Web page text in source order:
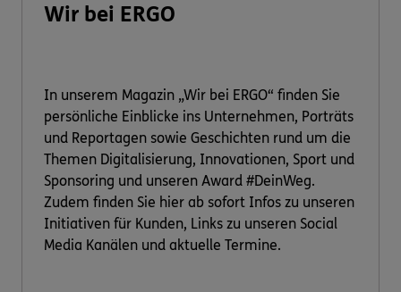
Wir bei ERGO
In unserem Magazin „Wir bei ERGO“ finden Sie
persönliche Einblicke ins Unternehmen, Porträts
und Reportagen sowie Geschichten rund um die
Themen Digitalisierung, Innovationen, Sport und
Sponsoring und unseren Award #DeinWeg.
Zudem finden Sie hier ab sofort Infos zu unseren
Initiativen für Kunden, Links zu unseren Social
Media Kanälen und aktuelle Termine.